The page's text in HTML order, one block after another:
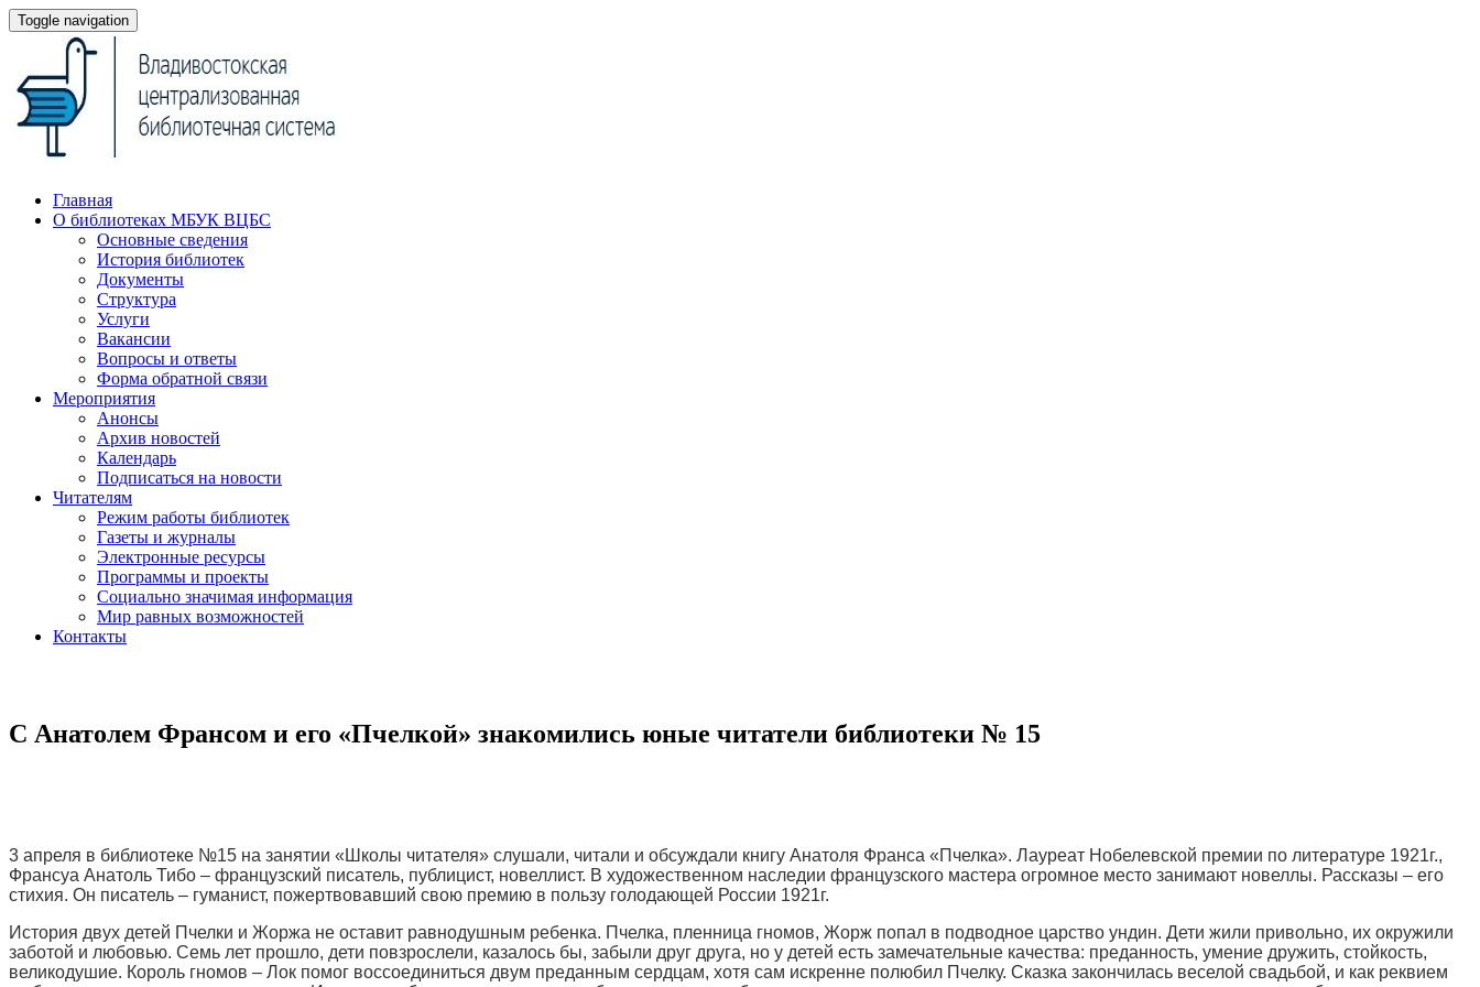
Toggle navigation
Главная
О библиотеках МБУК ВЦБС
Основные сведения
История библиотек
Документы
Структура
Услуги
Вакансии
Вопросы и ответы
Форма обратной связи
Мероприятия
Анонсы
Архив новостей
Календарь
Подписаться на новости
Читателям
Режим работы библиотек
Газеты и журналы
Электронные ресурсы
Программы и проекты
Социально значимая информация
Мир равных возможностей
Контакты
С Анатолем Франсом и его «Пчелкой» знакомились юные читатели библиотеки № 15
3 апреля в библиотеке №15 на занятии «Школы читателя» слушали, читали и обсуждали книгу Анатоля Франса «Пчелка». Лауреат Нобелевской премии по литературе 1921г.,
Франсуа Анатоль Тибо – французский писатель, публицист, новеллист. В художественном наследии французского мастера огромное место занимают новеллы. Рассказы – его
стихия. Он писатель – гуманист, пожертвовавший свою премию в пользу голодающей России 1921г.
История двух детей Пчелки и Жоржа не оставит равнодушным ребенка. Пчелка, пленница гномов, Жорж попал в подводное царство ундин. Дети жили привольно, их окружили
заботой и любовью. Семь лет прошло, дети повзрослели, казалось бы, забыли друг друга, но у детей есть замечательные качества: преданность, умение дружить, стойкость,
великодушие. Король гномов – Лок помог воссоединиться двум преданным сердцам, хотя сам искренне полюбил Пчелку. Сказка закончилась веселой свадьбой, и как реквием